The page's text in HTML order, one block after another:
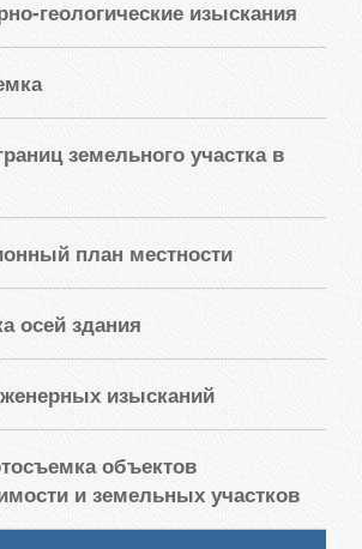
геологические изыскания
земельного участка в
план местности
осей здания
изысканий
объектов
и земельных участков